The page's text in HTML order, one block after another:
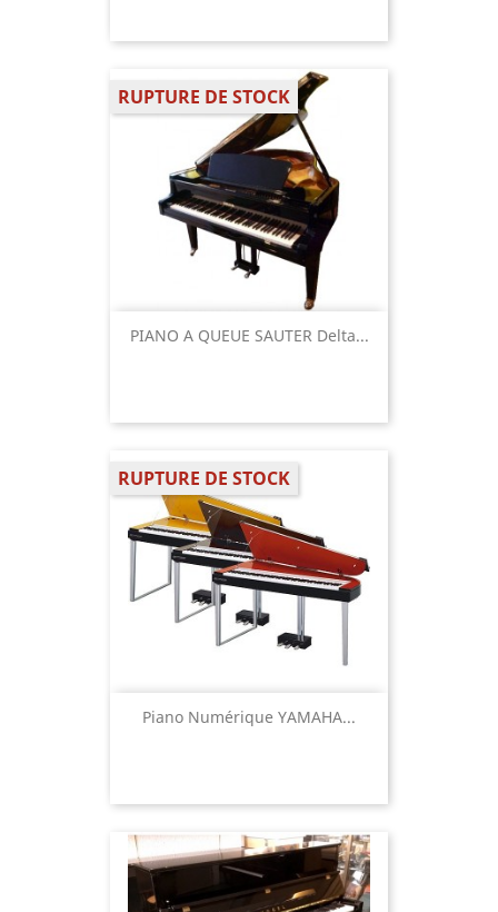
PIANO A QUEUE SAUTER Delta...
RUPTURE DE STOCK
Piano Numérique YAMAHA...
RUPTURE DE STOCK